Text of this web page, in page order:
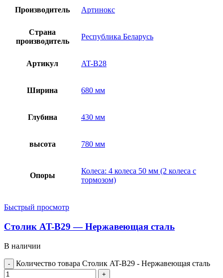
Производитель Артинокс
Страна
производитель
Республика Беларусь
Артикул AT-B28
Ширина 680 мм
Глубина 430 мм
высота 780 мм
Опоры
Колеса: 4 колеса 50 мм (2 колеса с
тормозом)
Быстрый просмотр
Столик AT-B29 — Нержавеющая сталь
В наличии
Количество товара Столик AT-B29 - Нержавеющая сталь